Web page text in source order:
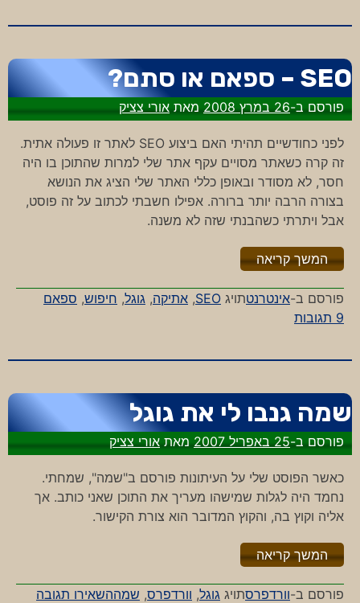
הגוגל
SEO – ספאם או סתם?
פורסם ב-26 במרץ 2008 מאתאורי צציק
לפני כחודשיים תהיתי האם ביצוע SEO לאתר זו פעולה אתית.
זה קרה כשאתר מסויים עקף אתר שלי למרות שהתוכן בו היה
חסר, לא מסודר ובאופן כללי האתר שלי הציג את הנושא
בצורה הרבה יותר ברורה. אפילו חשבתי לכתוב על זה פוסט,
אבל ויתרתי כשהבנתי שזה לא משנה.
המשך קריאה"%s"
פורסם ב-אינטרנטתויג SEO
, אתיקה, גוגל, חיפוש, ספאם
9 תגובות
על
או
סתם?
שמה גנבו לי את גוגל
פורסם ב-25 באפריל 2007 מאתאורי צציק
כאשר הפוסט שלי על העיתונות פורסם ב"שמה", שמחתי.
נחמד היה לגלות שמישהו מעריך את התוכן שאני כותב. אך
אליה וקוץ בה, והקוץ המדובר הוא צורת הקישור.
המשך קריאה"%s"
פורסם ב-וורדפרסתויג גוגל, וורדפרס, שמההשאירו תגובה